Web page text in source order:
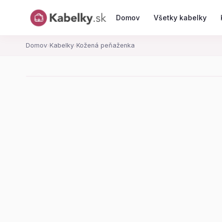
Domov Všetky kabelky
Domov› Kabelky› Kožená peňaženka